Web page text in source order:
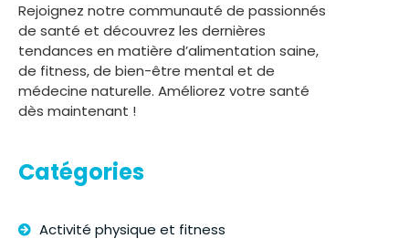
Rejoignez notre communauté de passionnés
de santé et découvrez les dernières
tendances en matière d’alimentation saine,
de fitness, de bien-être mental et de
médecine naturelle. Améliorez votre santé
dès maintenant !
Catégories
Activité physique et fitness